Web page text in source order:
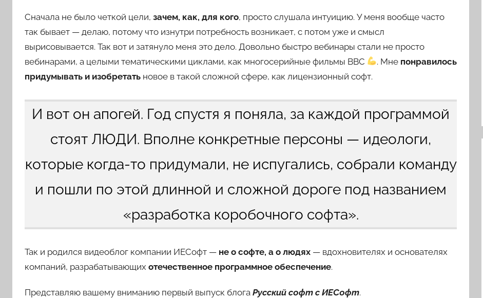
о
м
k
v
Сначала не было четкой цели, зачем, как, для кого, просто слушала интуицию. У меня вообще часто
так бывает — делаю, потому что изнутри потребность возникает, с потом уже и смысл
вырисовывается. Так вот и затянуло меня это дело. Довольно быстро вебинары стали не просто
вебинарами, а целыми тематическими циклами, как многосерийные фильмы BBC
. Мне понравилось
придумывать и изобретать новое в такой сложной сфере, как лицензионный софт.
И вот он апогей. Год спустя я поняла, за каждой программой
стоят ЛЮДИ. Вполне конкретные персоны — идеологи,
которые когда-то придумали, не испугались, собрали команду
и пошли по этой длинной и сложной дороге под названием
«разработка коробочного софта».
Так и родился видеоблог компании ИЕСофт — не о софте, а о людях — вдохновителях и основателях
компаний, разрабатывающих отечественное программное обеспечение.
Представляю вашему вниманию первый выпуск блога Русский софт с ИЕСофт.